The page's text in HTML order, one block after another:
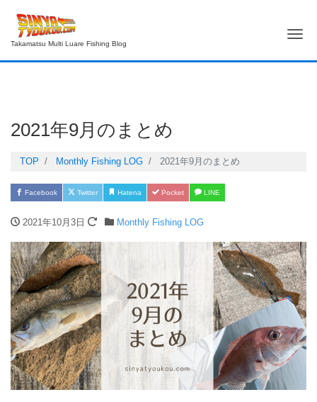
Takamatsu Multi Luare Fishing Blog
2021年9月のまとめ
TOP Monthly Fishing LOG 2021年9月のまとめ
Facebook Twitter Hatena Pocket LINE
2021年10月3日 Monthly Fishing LOG